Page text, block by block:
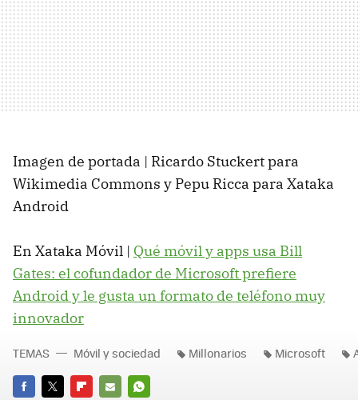
Imagen de portada | Ricardo Stuckert para
Wikimedia Commons y Pepu Ricca para Xataka
Android
En Xataka Móvil | Qué móvil y apps usa Bill
Gates: el cofundador de Microsoft prefiere
Android y le gusta un formato de teléfono muy
innovador
TEMAS Móvil y sociedad Millonarios Microsoft